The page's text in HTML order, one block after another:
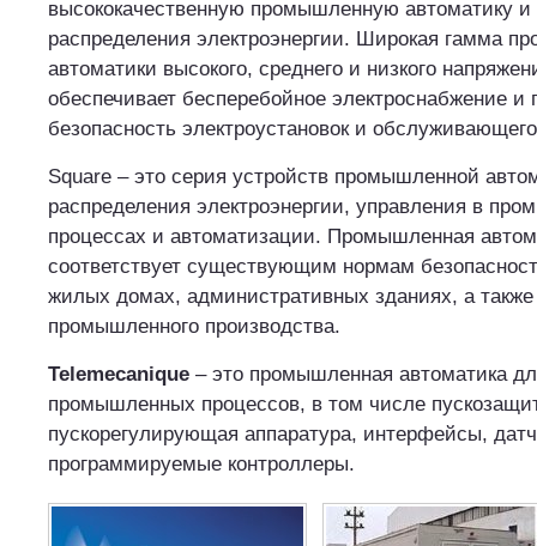
высококачественную промышленную автоматику и
распределения электроэнергии. Широкая гамма
автоматики высокого, среднего и низкого
обеспечивает бесперебойное электроснабжение и
безопасность электроустановок и
Square – это серия устройств промышленной
распределения электроэнергии, управления в
процессах и автоматизации. Промышленная
соответствует существующим нормам
жилых домах, административных зданиях, а также
промышленного производства.
Telemecanique – это промышленная автоматика
промышленных процессов, в том числе
пускорегулирующая аппаратура, интерфейсы,
программируемые контроллеры.